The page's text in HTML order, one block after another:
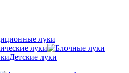
луки
луки
Детские луки